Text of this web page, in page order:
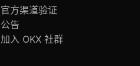
官方渠道验证
公告
加入 OKX 社群